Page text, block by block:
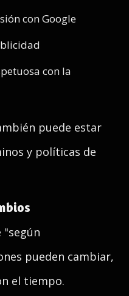
con Google
con la
puede estar
y políticas de
"según
pueden cambiar,
el tiempo.